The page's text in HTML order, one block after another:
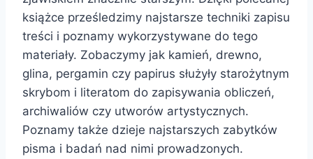
książce prześledzimy najstarsze techniki zapisu
treści i poznamy wykorzystywane do tego
materiały. Zobaczymy jak kamień, drewno,
glina, pergamin czy papirus służyły starożytnym
skrybom i literatom do zapisywania obliczeń,
archiwaliów czy utworów artystycznych.
Poznamy także dzieje najstarszych zabytków
pisma i badań nad nimi prowadzonych.